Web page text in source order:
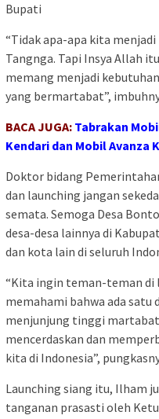
Bupati
“Tidak apa-apa kita
Tangnga. Tapi Insya Allah
memang menjadi
yang bermartabat”,
BACA JUGA: Tabrakan
Kendari dan Mobil Avanza
Doktor bidang
dan launching jangan
semata. Semoga Desa
desa-desa lainnya di
dan kota lain di seluruh
“Kita ingin teman-teman di
memahami bahwa ada satu
menjunjung tinggi
mencerdaskan dan
kita di Indonesia”,
Launching siang itu, Ilham
tanganan prasasti oleh